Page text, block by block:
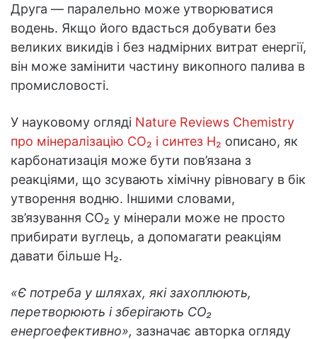
Друга — паралельно може утворюватися
водень. Якщо його вдасться добувати без
великих викидів і без надмірних витрат енергії,
він може замінити частину викопного палива в
промисловості.
У науковому огляді Nature Reviews Chemistry
про мінералізацію CO₂ і синтез H₂ описано, як
карбонатизація може бути пов’язана з
реакціями, що зсувають хімічну рівновагу в бік
утворення водню. Іншими словами,
зв’язування CO₂ у мінерали може не просто
прибирати вуглець, а допомагати реакціям
давати більше H₂.
«Є потреба у шляхах, які захоплюють,
перетворюють і зберігають CO₂
енергоефективно», зазначає авторка огляду